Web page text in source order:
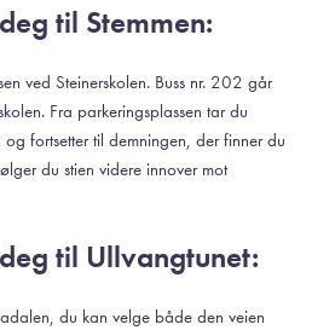
til Stemmen:
ved Steinerskolen. Buss nr. 202 går
Fra parkeringsplassen tar du
fortsetter til demningen, der finner du
du stien videre innover mot
til Ullvangtunet:
du kan velge både den veien